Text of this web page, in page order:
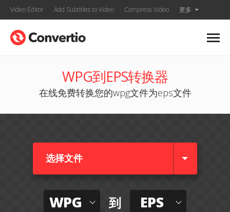
Video Editor Add Subtitles to Video Compress Video 更多
WPG到EPS转换器
在线免费转换您的wpg文件为eps文件
选择文件
WPG 到 EPS